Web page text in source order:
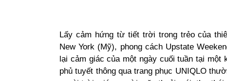
Lấy cảm hứng từ tiết trời trong trẻo của
New York (Mỹ), phong cách Upstate
lại cảm giác của một ngày cuối tuần tại
phủ tuyết thông qua trang phục UNIQLO